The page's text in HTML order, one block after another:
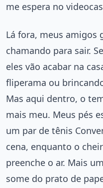
me espera no
Lá fora, meus
chamando para sair.
eles vão acabar na
fliperama ou
Mas aqui dentro, o
mais meu. Meus pés
um par de tênis
cena, enquanto o
preenche o ar. Mais
some do prato de